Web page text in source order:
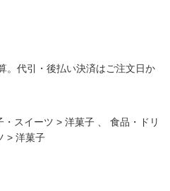
。代引・後払い決済はご注文日か
・スイーツ >洋菓子 、食品・ドリ
>洋菓子